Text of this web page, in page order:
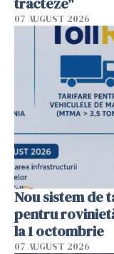
07 AUGUST 2026
Nou sistem de
pentru
la 1 octombrie
07 AUGUST 2026